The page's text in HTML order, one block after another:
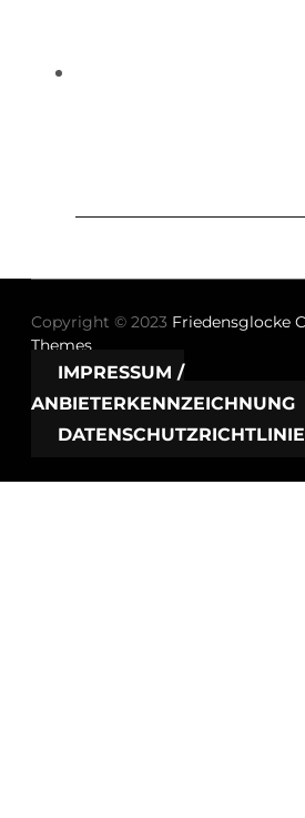
Copyright © 2023 Friedensglocke
Themes
IMPRESSUM /
ANBIETERKENNZEICHNUNG
DATENSCHUTZRICHTLINIE